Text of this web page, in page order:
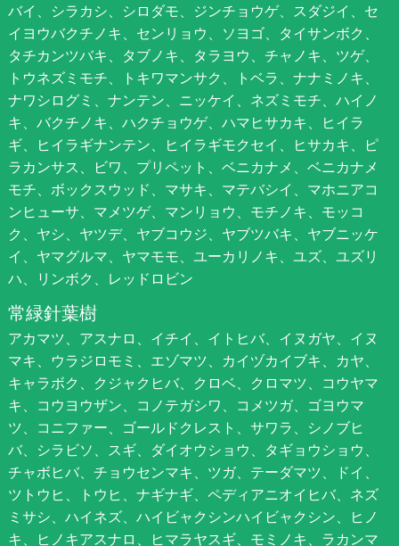
バイ、シラカシ、シロダモ、ジンチョウゲ、スダジイ、セ
イヨウバクチノキ、センリョウ、ソヨゴ、タイサンボク、
タチカンツバキ、タブノキ、タラヨウ、チャノキ、ツゲ、
トウネズミモチ、トキワマンサク、トベラ、ナナミノキ、
ナワシログミ、ナンテン、ニッケイ、ネズミモチ、ハイノ
キ、バクチノキ、ハクチョウゲ、ハマヒサカキ、ヒイラ
ギ、ヒイラギナンテン、ヒイラギモクセイ、ヒサカキ、ピ
ラカンサス、ビワ、プリペット、ベニカナメ、ベニカナメ
モチ、ボックスウッド、マサキ、マテバシイ、マホニアコ
ンヒューサ、マメツゲ、マンリョウ、モチノキ、モッコ
ク、ヤシ、ヤツデ、ヤブコウジ、ヤブツバキ、ヤブニッケ
イ、ヤマグルマ、ヤマモモ、ユーカリノキ、ユズ、ユズリ
ハ、リンボク、レッドロビン
常緑針葉樹
アカマツ、アスナロ、イチイ、イトヒバ、イヌガヤ、イヌ
マキ、ウラジロモミ、エゾマツ、カイヅカイブキ、カヤ、
キャラボク、クジャクヒバ、クロベ、クロマツ、コウヤマ
キ、コウヨウザン、コノテガシワ、コメツガ、ゴヨウマ
ツ、コニファー、ゴールドクレスト、サワラ、シノブヒ
バ、シラビソ、スギ、ダイオウショウ、タギョウショウ、
チャボヒバ、チョウセンマキ、ツガ、テーダマツ、ドイ、
ツトウヒ、トウヒ、ナギナギ、ペディアニオイヒバ、ネズ
ミサシ、ハイネズ、ハイビャクシンハイビャクシン、ヒノ
キ、ヒノキアスナロ、ヒマラヤスギ、モミノキ、ラカンマ